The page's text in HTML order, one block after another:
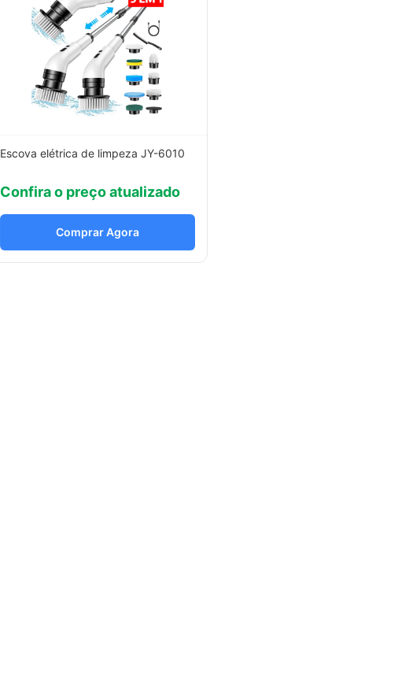
Escova elétrica de limpeza JY-6010
Confira o preço atualizado
Comprar Agora